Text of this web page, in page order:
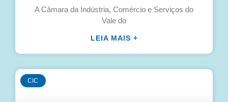
A Câmara da Indústria, Comércio e Serviços do
Vale do
LEIA MAIS +
CIC